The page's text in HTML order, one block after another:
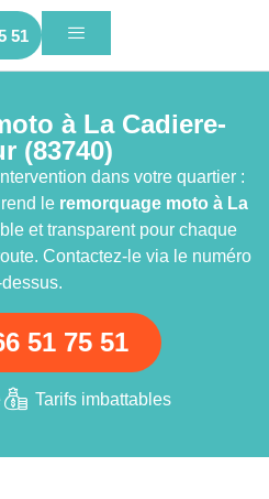
51
à La Cadiere-
(83740)
dans votre quartier :
rend le remorquage moto à La
et transparent pour chaque
Contactez-le via le numéro
51 75 51
Tarifs imbattables